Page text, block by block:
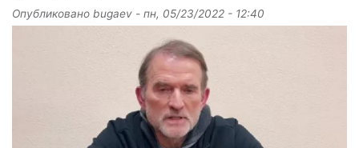
Опубликовано bugaev - пн, 05/23/2022 - 12:40